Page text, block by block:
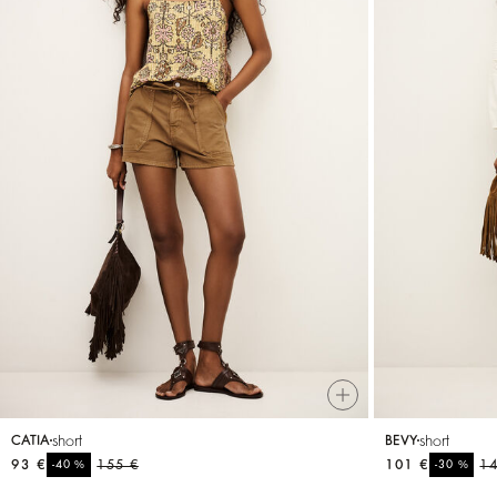
CATIA short
155 €
-40%
93 €
BEVYshort
-30 %
101 €